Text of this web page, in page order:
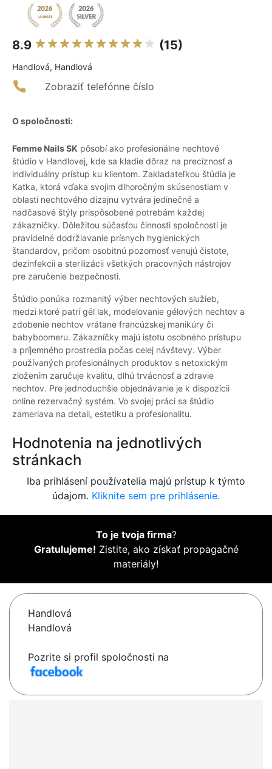
8.9 (15)
Handlová, Handlová
Zobraziť telefónne číslo
O spoločnosti:
Femme Nails SK pôsobí ako profesionálne nechtové
štúdio v Handlovej, kde sa kladie dôraz na precíznosť a
individuálny prístup ku klientom. Zakladateľkou štúdia je
Katka, ktorá vďaka svojim dlhoročným skúsenostiam v
oblasti nechtového dizajnu vytvára jedinečné a
nadčasové štýly prispôsobené potrebám každej
zákazníčky. Dôležitou súčasťou činnosti spoločnosti je
pravidelné dodržiavanie prísnych hygienických
štandardov, pričom osobitnú pozornosť venujú čistote,
dezinfekcii a sterilizácii všetkých pracovných nástrojov
pre zaručenie bezpečnosti.
Štúdio ponúka rozmanitý výber nechtových služieb,
medzi ktoré patrí gél lak, modelovanie gélových nechtov a
zdobenie nechtov vrátane francúzskej manikúry či
babyboomeru. Zákazníčky majú istotu osobného prístupu
a príjemného prostredia počas celej návštevy. Výber
používaných profesionálnych produktov s netoxickým
zložením zaručuje kvalitu, dlhú trvácnosť a zdravie
nechtov. Pre jednoduchšie objednávanie je k dispozícii
online rezervačný systém. Vo svojej práci sa štúdio
zameriava na detail, estetiku a profesionalitu.
Hodnotenia na jednotlivých
stránkach
Iba prihlásení používatelia majú prístup k týmto
údajom. Kliknite sem pre prihlásenie.
To je tvoja firma?
Gratulujeme! Zistite, ako získať propagačné
materiály!
Handlová
Handlová
Pozrite si profil spoločnosti na